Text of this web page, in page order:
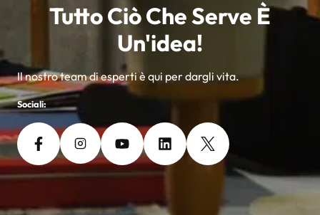
Tutto Ciò Che Serve È
Un'idea!
Il nostro team di esperti è qui per dargli vita.
Sociali: